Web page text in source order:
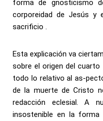
forma de gnosticismo
corporeidad de Jesús y
sacrificio .
Esta explicación va
sobre el origen del cuarto
todo lo relativo al as-
de la muerte de Cristo
redacción eclesial. A
insostenible en la forma